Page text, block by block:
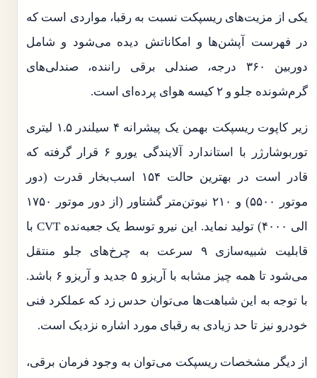
یکی از مزیت‌های ریسپکت نسبت به رقبا، مواردی است که
در فهرست آپشن‌ها و امکاناتش دیده می‌شود و شامل
دوربین ۳۶۰ درجه، صندلی برقی راننده، صندلی‌های
گرم‌شونده جلو و ۲ کیسه هوای پرده‌ای است.
زیر کاپوت ریسپکت بهمن یک پیشرانه ۴ سیلندر ۱.۵ لیتری
توربوشارژر با استاندارد آلایندگی یورو ۶ قرار گرفته که
قادر است در بهترین حالت ۱۵۴ اسب‌بخار قدرت (دور
موتور ۵۵۰۰) و ۲۱۰ نیوتن‌متر گشتاور (از دور موتور ۱۷۵۰
الی ۴۰۰۰) تولید نماید. این نیرو توسط یک جعبه‌نده CVT با
قابلیت شبیه‌سازی ۹ سرعت به چرخ‌های جلو منتقل
می‌شود تا همه چیز مشابه با آریزو ۵ جدید و آریزو ۶ باشد.
با توجه به این شباهت‌ها می‌توان حدس زد که عملکرد فنی
خودرو نیز تا حد زیادی به رقبای مورد اشاره نزدیک است.
از دیگر مشخصات ریسپکت می‌توان به وجود فرمان برقی،